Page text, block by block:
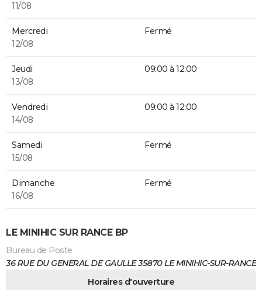
11/08
Mercredi
12/08
Fermé
Jeudi
13/08
09:00 à 12:00
Vendredi
14/08
09:00 à 12:00
Samedi
15/08
Fermé
Dimanche
16/08
Fermé
LE MINIHIC SUR RANCE BP
Bureau de Poste
36 RUE DU GENERAL DE GAULLE 35870 LE MINIHIC-SUR-RANCE
Horaires d'ouverture